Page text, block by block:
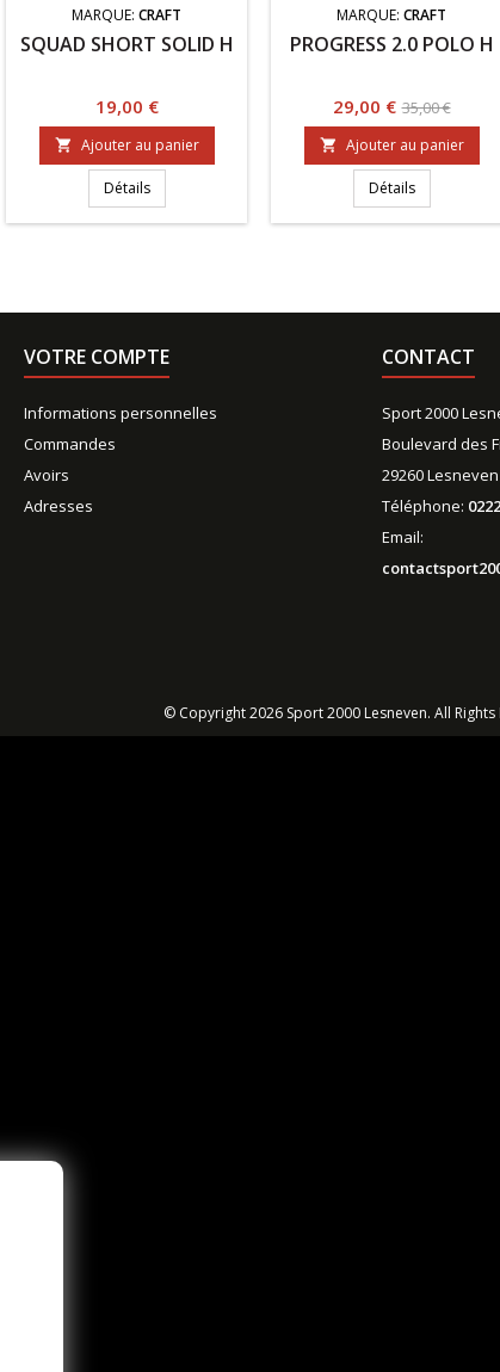
MARQUE: CRAFT
SQUAD SHORT SOLID H
Prix
19,00 €
 Ajouter au panier
Détails
MARQUE: CRAFT
PROGRESS 2.0 POLO H
Prix
29,00 € Prix
de
base
35,00 €
 Ajouter au panier
Détails
VOTRE COMPTE
Informations personnelles
Commandes
Avoirs
Adresses
CONTACT
Sport 2000
Boulevard des
29260 Lesneven
Téléphone:
Email:
© Copyright 2026 Sport 2000 Lesneven. All Rights